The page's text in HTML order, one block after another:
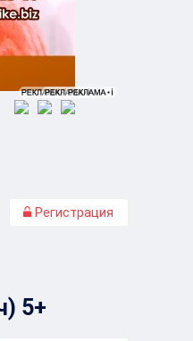
Регистрация
5+